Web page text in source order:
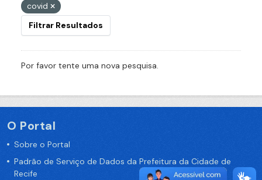
covid
Filtrar Resultados
Por favor tente uma nova pesquisa.
O Portal
Sobre o Portal
Padrão de Serviço de Dados da Prefeitura da Cidade de
Recife